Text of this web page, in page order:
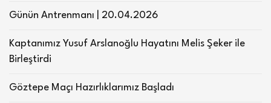
Günün Antrenmanı | 20.04.2026
Kaptanımız Yusuf Arslanoğlu Hayatını Melis Şeker ile
Birleştirdi
Göztepe Maçı Hazırlıklarımız Başladı